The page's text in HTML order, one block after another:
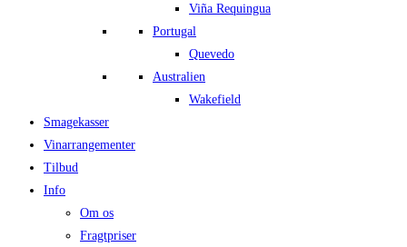
Viña Requingua
Portugal
Quevedo
Australien
Wakefield
Smagekasser
Vinarrangementer
Tilbud
Info
Om os
Fragtpriser